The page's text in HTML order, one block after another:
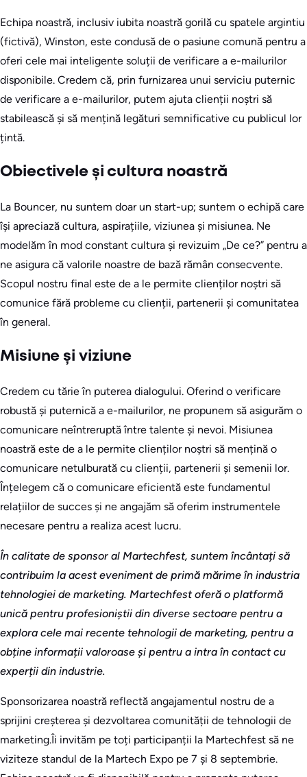
Echipa noastră, inclusiv iubita noastră gorilă cu spatele argintiu
(fictivă), Winston, este condusă de o pasiune comună pentru a
oferi cele mai inteligente soluții de verificare a e-mailurilor
disponibile. Credem că, prin furnizarea unui serviciu puternic
de verificare a e-mailurilor, putem ajuta clienții noștri să
stabilească și să mențină legături semnificative cu publicul lor
țintă.
Obiectivele și cultura noastră
La Bouncer, nu suntem doar un start-up; suntem o echipă care
își apreciază cultura, aspirațiile, viziunea și misiunea. Ne
modelăm în mod constant cultura și revizuim „De ce?” pentru a
ne asigura că valorile noastre de bază rămân consecvente.
Scopul nostru final este de a le permite clienților noștri să
comunice fără probleme cu clienții, partenerii și comunitatea
în general.
Misiune și viziune
Credem cu tărie în puterea dialogului. Oferind o verificare
robustă și puternică a e-mailurilor, ne propunem să asigurăm o
comunicare neîntreruptă între talente și nevoi. Misiunea
noastră este de a le permite clienților noștri să mențină o
comunicare netulburată cu clienții, partenerii și semenii lor.
Înțelegem că o comunicare eficientă este fundamentul
relațiilor de succes și ne angajăm să oferim instrumentele
necesare pentru a realiza acest lucru.
În calitate de sponsor al Martechfest, suntem încântați să
contribuim la acest eveniment de primă mărime în industria
tehnologiei de marketing. Martechfest oferă o platformă
unică pentru profesioniștii din diverse sectoare pentru a
explora cele mai recente tehnologii de marketing, pentru a
obține informații valoroase și pentru a intra în contact cu
experții din industrie.
Sponsorizarea noastră reflectă angajamentul nostru de a
sprijini creșterea și dezvoltarea comunității de tehnologii de
marketing.Îi invităm pe toți participanții la Martechfest să ne
viziteze standul de la Martech Expo pe 7 și 8 septembrie.